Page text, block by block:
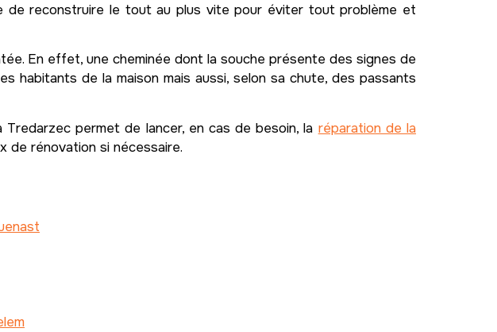
de reconstruire le tout au plus vite pour éviter tout problème et
En effet, une cheminée dont la souche présente des signes de
habitants de la maison mais aussi, selon sa chute, des passants
permet de lancer, en cas de besoin, la réparation de la
rénovation si nécessaire.